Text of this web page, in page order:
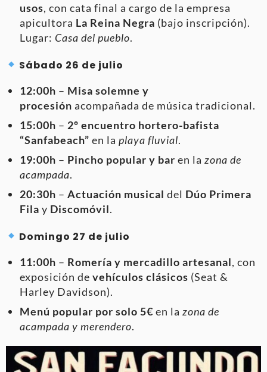
usos, con cata final a cargo de la empresa
apicultora La Reina Negra (bajo inscripción).
Lugar: Casa del pueblo.
Sábado 26 de julio
12:00h – Misa solemne y
procesión acompañada de música tradicional.
15:00h – 2º encuentro hortero-bafista
“Sanfabeach” en la playa fluvial.
19:00h – Pincho popular y bar en la zona de
acampada.
20:30h – Actuación musical del Dúo Primera
Fila y Discomóvil.
Domingo 27 de julio
11:00h – Romería y mercadillo artesanal, con
exposición de vehículos clásicos (Seat &
Harley Davidson).
Menú popular por solo 5€ en la zona de
acampada y merendero.